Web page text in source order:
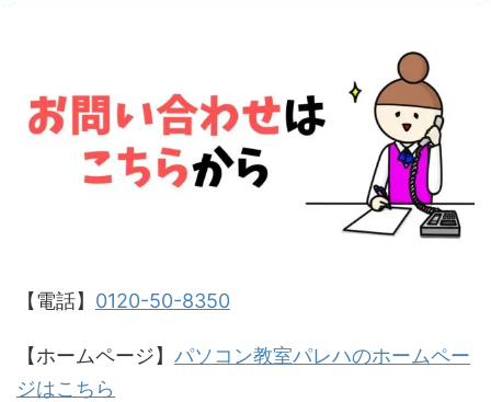
【電話】 0120-50-8350
【ホームページ】 パソコン教室パレハのホームペー
ジはこちら